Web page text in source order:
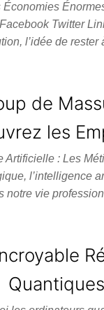
Économies
Twitter
l’idée de
de
les
Artificielle : Les
l’intelligence
notre vie